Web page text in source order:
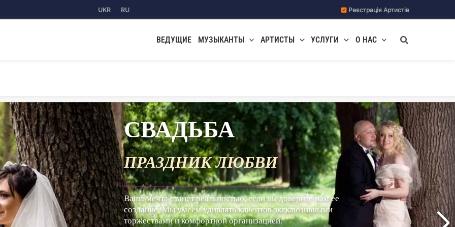
UKR RU Реєстрація Артистів
ВЕДУЩИЕ МУЗЫКАНТЫ АРТИСТЫ УСЛУГИ О НАС Поиск
ЛЮБВИ
станет реальностью, если вы доверите нам ее
Мы умеем удивлять клиентов эксклюзивными
и комфортной организацией.